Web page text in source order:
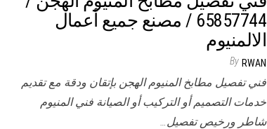
65857744 / مصنع جميع أعمال
الالمنيوم
By RWAN
فني تفصيل مطابخ المنيوم الهجن بإتقان ودقة مع تقديم
خدمات التصميم أو التركيب أو الصيانة فني المنيوم
شاطر ورخيص تفصيل…